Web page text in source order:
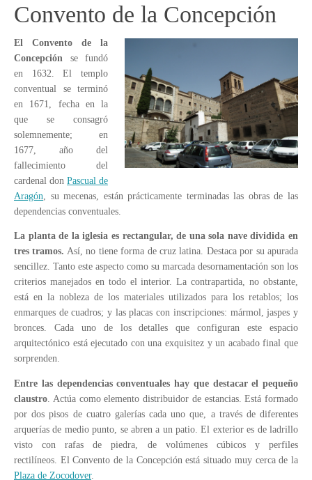
Convento de la Concepción
El Convento de la
Concepción se fundó
en 1632. El templo
conventual se terminó
en 1671, fecha en la
que se consagró
solemnemente; en
1677, año del
fallecimiento del
cardenal don Pascual de
Aragón , su mecenas, están prácticamente terminadas las obras de las
dependencias conventuales.
La planta de la iglesia es rectangular, de una sola nave dividida en
tres tramos. Así, no tiene forma de cruz latina. Destaca por su apurada
sencillez. Tanto este aspecto como su marcada desornamentación son los
criterios manejados en todo el interior. La contrapartida, no obstante,
está en la nobleza de los materiales utilizados para los retablos; los
enmarques de cuadros; y las placas con inscripciones: mármol, jaspes y
bronces. Cada uno de los detalles que configuran este espacio
arquitectónico está ejecutado con una exquisitez y un acabado final que
sorprenden.
Entre las dependencias conventuales hay que destacar el pequeño
claustro . Actúa como elemento distribuidor de estancias. Está formado
por dos pisos de cuatro galerías cada uno que, a través de diferentes
arquerías de medio punto, se abren a un patio. El exterior es de ladrillo
visto con rafas de piedra, de volúmenes cúbicos y perfiles
rectilíneos. El Convento de la Concepción está situado muy cerca de la
Plaza de Zocodover.